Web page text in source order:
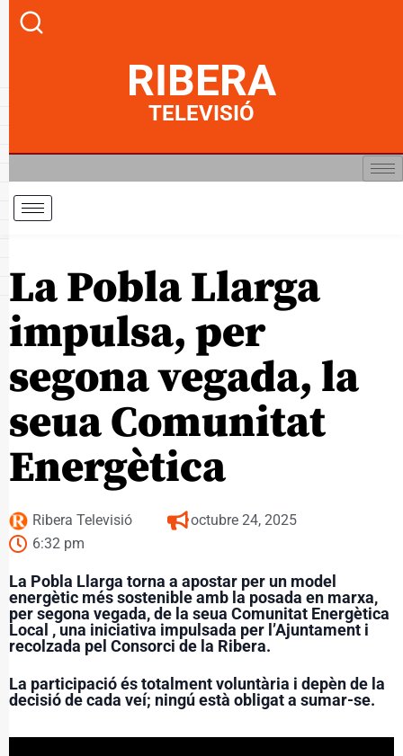
RIBERA
TELEVISIÓ
La Pobla Llarga
impulsa, per
segona vegada, la
seua Comunitat
Energètica
Ribera Televisió
octubre 24, 2025
6:32 pm
La Pobla Llarga torna a apostar per un model
energètic més sostenible amb la posada en marxa,
per segona vegada, de la seua Comunitat Energètica
Local , una iniciativa impulsada per l’Ajuntament i
recolzada pel Consorci de la Ribera.
La participació és totalment voluntària i depèn de la
decisió de cada veí; ningú està obligat a sumar-se.